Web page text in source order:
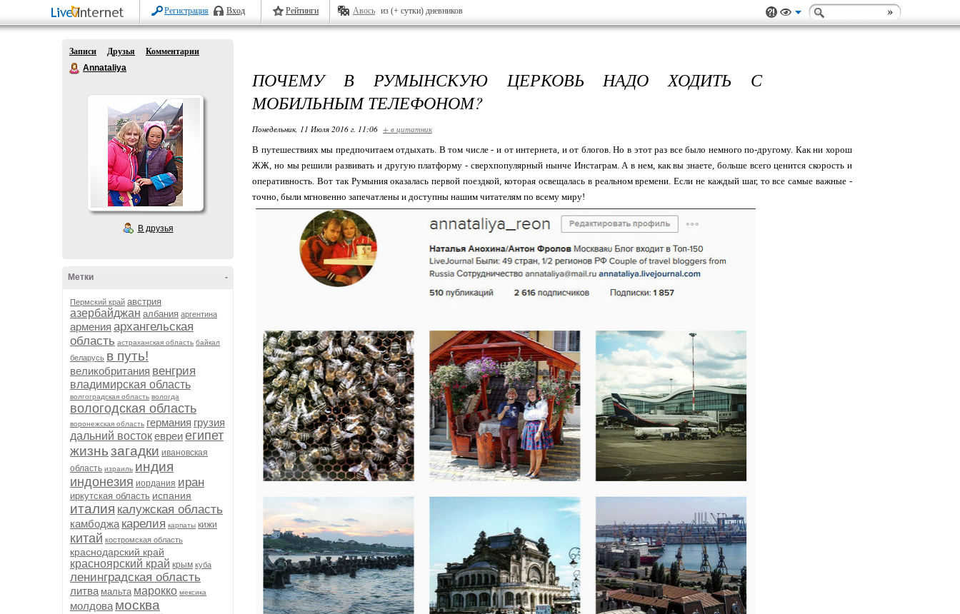
Регистрация Вход Рейтинги Авось из (+ сутки) дневников
Записи Друзья
Комментарии
Annataliya
В друзья
-
Метки
Пермский край австрия
азербайджан албания аргентина
армения архангельская
область астраханская область байкал
беларусь в путь!
великобритания венгрия
владимирская область
волгоградская область вологда
вологодская область
воронежская область германия грузия
дальний востокевреиегипет
жизньзагадки ивановская
область израиль индия
индонезия иордания иран
иркутская область испания
италия калужская область
камбоджа карелия карпаты кижи
китай костромская область
краснодарский край
красноярский край крым куба
ленинградская область
литва мальта марокко мексика
молдова москва
ПОЧЕМУ В РУМЫНСКУЮ ЦЕРКОВЬ НАДО ХОДИТЬ С
МОБИЛЬНЫМ ТЕЛЕФОНОМ?
Понедельник, 11 Июля 2016 г. 11:06 + в цитатник
В путешествиях мы предпочитаем отдыхать. В том числе - и от интернета, и от блогов. Но в этот раз все было немного по-другому. Как ни хорош
ЖЖ, но мы решили развивать и другую платформу - сверхпопулярный нынче Инстаграм. А в нем, как вы знаете, больше всего ценится скорость и
оперативность. Вот так Румыния оказалась первой поездкой, которая освещалась в реальном времени. Если не каждый шаг, то все самые важные -
точно, были мгновенно запечатлены и доступны нашим читателям по всему миру!